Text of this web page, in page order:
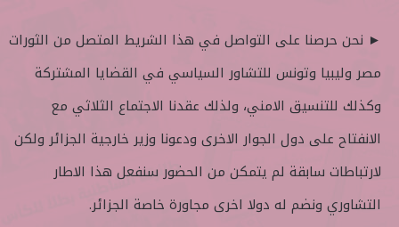
► نحن حرصنا على التواصل في هذا الشريط المتصل من الثورات
مصر وليبيا وتونس للتشاور السياسي في القضايا المشتركة
وكذلك للتنسيق الامني، ولذلك عقدنا الاجتماع الثلاثي مع
الانفتاح على دول الجوار الاخرى ودعونا وزير خارجية الجزائر ولكن
لارتباطات سابقة لم يتمكن من الحضور سنفعل هذا الاطار
التشاوري ونضم له دولا اخرى مجاورة خاصة الجزائر.